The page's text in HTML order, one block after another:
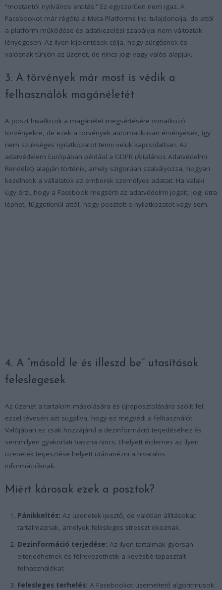
“mostantól nyilvános entitás.” Ez egyszerűen nem igaz. A
Facebookot már régóta a Meta Platforms Inc. tulajdonolja, de ettől
a platform működése és adatkezelési szabályai nem változtak
lényegesen. Az ilyen kijelentések célja, hogy sürgősnek és
valósnak tűnjön az üzenet, de nincs jogi vagy valós alapjuk.
3. A törvények már most is védik a
felhasználók magánéletét
A poszt hivatkozik a magánélet megsértésére vonatkozó
törvényekre, de ezek a törvények automatikusan érvényesek, így
nem szükséges nyilatkozatot tenni velük kapcsolatban. Az
adatvédelem Európában például a GDPR (Általános Adatvédelmi
Rendelet) alapján történik, amely szigorúan szabályozza, hogyan
kezelhetik a vállalatok az emberek személyes adatait. Ha valaki
úgy érzi, hogy a Facebook megsérti az adatvédelmi jogait, jogi útra
léphet, függetlenül attól, hogy posztolt-e nyilatkozatot vagy sem.
4. A “másold le és illeszd be” utasítások
feleslegesek
Az üzenet a tartalom másolására és újraposztolására szólít fel,
ezzel tévesen azt sugallva, hogy ez megvédi a felhasználót.
Valójában ez csak hozzájárul a dezinformáció terjedéséhez és
semmilyen gyakorlati haszna nincs. Ehelyett érdemes az ilyen
üzenetek terjesztése helyett utánanézni a hivatalos
információknak.
Miért károsak ezek a posztok?
Pánikkeltés: Az üzenetek ijesztő, de valótlan állításokat
tartalmaznak, amelyek felesleges stresszt okoznak.
Dezinformáció terjedése: Az ilyen tartalmak gyorsan
elterjedhetnek és félrevezethetik a kevésbé tapasztalt
felhasználókat.
Felesleges terhelés: A Facebookot üzemeltető algoritmusok